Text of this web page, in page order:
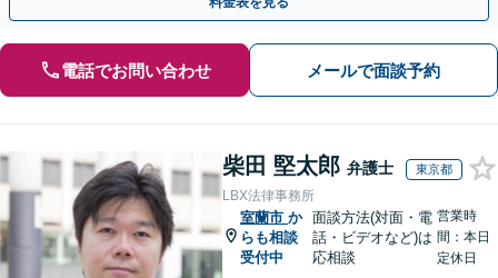
電話でお問い合わせ メールで面談予約
柴田 堅太郎 弁護士 東京都
LBX法律事務所
室蘭市 か
らも相談
受付中
面談方法(対面・電
話・ビデオなど)は
応相談
営業時
間：本日
定休日